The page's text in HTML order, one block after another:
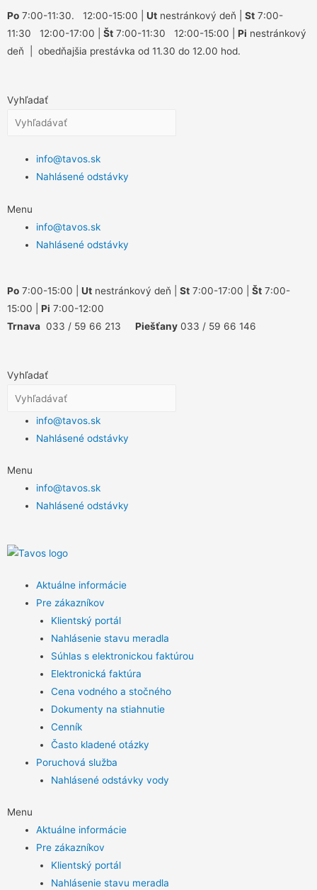
Po 7:00-11:30. 12:00-15:00 | Ut nestránkový deň | St 7:00-
11:30 12:00-17:00 | Št 7:00-11:30 12:00-15:00 | Pi nestránkový
deň | obedňajšia prestávka od 11.30 do 12.00 hod.
Vyhľadať
info@tavos.sk
Nahlásené odstávky
Menu
info@tavos.sk
Nahlásené odstávky
Po 7:00-15:00 | Ut nestránkový deň | St 7:00-17:00 | Št 7:00-
15:00 | Pi 7:00-12:00
Trnava 033 / 59 66 213 Piešťany 033 / 59 66 146
Vyhľadať
info@tavos.sk
Nahlásené odstávky
Menu
info@tavos.sk
Nahlásené odstávky
Aktuálne informácie
Pre zákazníkov
Klientský portál
Nahlásenie stavu meradla
Súhlas s elektronickou faktúrou
Elektronická faktúra
Cena vodného a stočného
Dokumenty na stiahnutie
Cenník
Často kladené otázky
Poruchová služba
Nahlásené odstávky vody
Menu
Aktuálne informácie
Pre zákazníkov
Klientský portál
Nahlásenie stavu meradla